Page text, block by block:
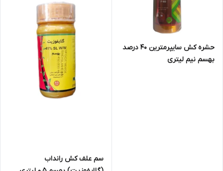
حشره کش سایپرمترین 40 درصد
بهسم نیم لیتری
سم علف کش رانداب